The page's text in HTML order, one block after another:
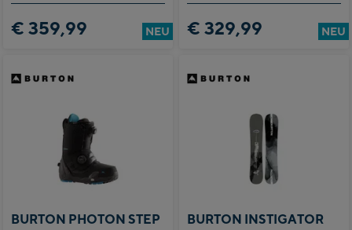
€ 359,99 NEU € 329,99 NEU
BURTON PHOTON STEP
BURTON INSTIGATOR